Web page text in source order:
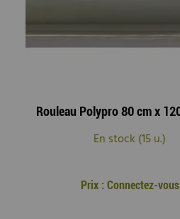
En stock (15 u.)
Prix : Connectez-vous